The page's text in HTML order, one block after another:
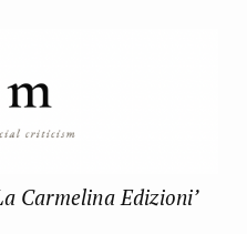
Carmelina Edizioni’